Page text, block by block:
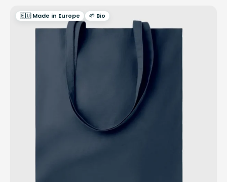
🇪🇺 Made in Europe 🌱 Bio